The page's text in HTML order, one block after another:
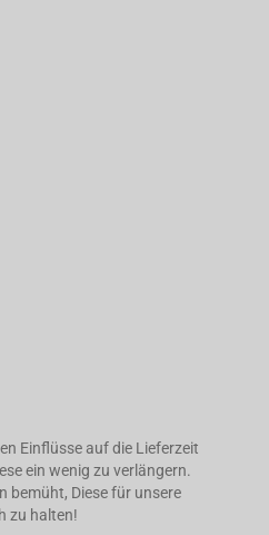
Einflüsse auf die Lieferzeit
ein wenig zu verlängern.
bemüht, Diese für unsere
zu halten!